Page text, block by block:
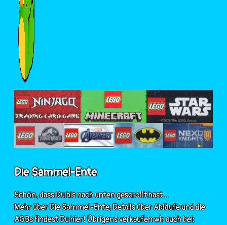
Die Sammel-Ente
Schön, dass Du bis nach unten gescrollt hast...
Mehr über Die Sammel-Ente, Details über Abläufe und die
AGBs findest Du hier! Übrigens verkaufen wir auch bei: